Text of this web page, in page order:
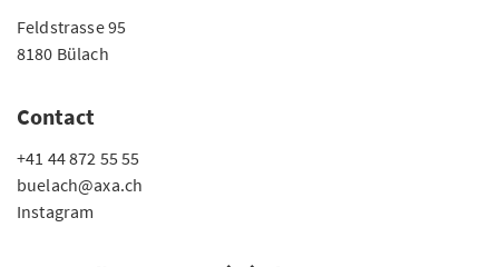
Feldstrasse 95
8180 Bülach
Contact
+41 44 872 55 55
buelach@axa.ch
Instagram